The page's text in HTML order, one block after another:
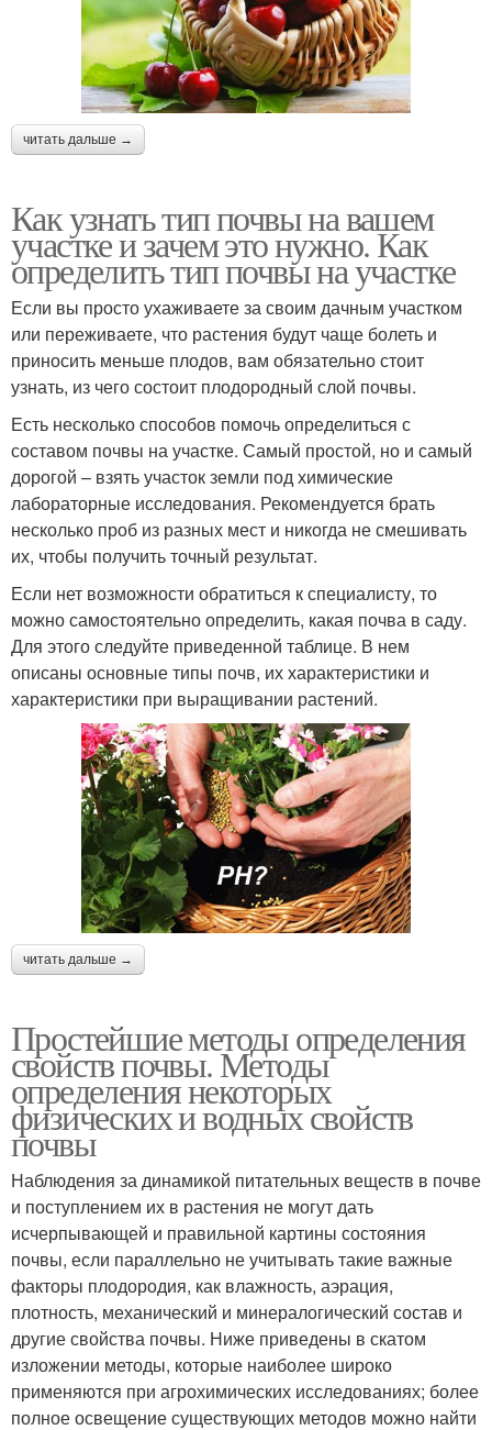
читать дальше →
Как узнать тип почвы на вашем
участке и зачем это нужно. Как
определить тип почвы на участке
Если вы просто ухаживаете за своим дачным участком
или переживаете, что растения будут чаще болеть и
приносить меньше плодов, вам обязательно стоит
узнать, из чего состоит плодородный слой почвы.
Есть несколько способов помочь определиться с
составом почвы на участке. Самый простой, но и самый
дорогой – взять участок земли под химические
лабораторные исследования. Рекомендуется брать
несколько проб из разных мест и никогда не смешивать
их, чтобы получить точный результат.
Если нет возможности обратиться к специалисту, то
можно самостоятельно определить, какая почва в саду.
Для этого следуйте приведенной таблице. В нем
описаны основные типы почв, их характеристики и
характеристики при выращивании растений.
читать дальше →
Простейшие методы определения
свойств почвы. Методы
определения некоторых
физических и водных свойств
почвы
Наблюдения за динамикой питательных веществ в почве
и поступлением их в растения не могут дать
исчерпывающей и правильной картины состояния
почвы, если параллельно не учитывать такие важные
факторы плодородия, как влажность, аэрация,
плотность, механический и минералогический состав и
другие свойства почвы. Ниже приведены в скатом
изложении методы, которые наиболее широко
применяются при агрохимических исследованиях; более
полное освещение существующих методов можно найти